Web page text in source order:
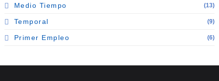
Medio Tiempo (13)
Temporal (9)
Primer Empleo (6)